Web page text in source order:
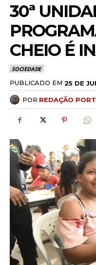
30ª
CHEIO É
SOCIEDADE
PUBLICADO EM 25 DE
POR REDAÇÃO